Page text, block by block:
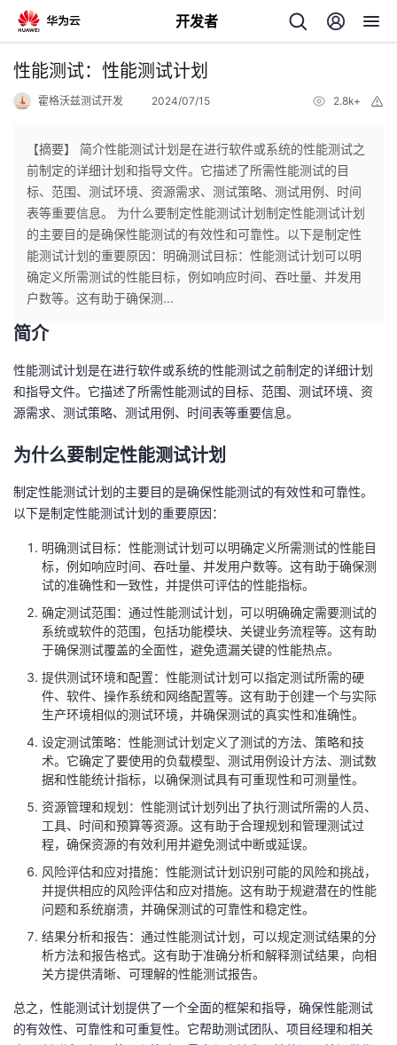
开发者
返
个
人
主
页
我
的
开
发
的
博
我
的
坛
我
圈
子
的
直
我
的
动
我
关
注
开
学
我
的
我
持
的
我
性能测试：性能测试计划
霍格沃兹测试开发 2024/07/15 2.8k+
【摘要】 简介性能测试计划是在进行软件或系统的性能测试之
前制定的详细计划和指导文件。它描述了所需性能测试的目
标、范围、测试环境、资源需求、测试策略、测试用例、时间
表等重要信息。 为什么要制定性能测试计划制定性能测试计划
的主要目的是确保性能测试的有效性和可靠性。以下是制定性
能测试计划的重要原因：明确测试目标：性能测试计划可以明
确定义所需测试的性能目标，例如响应时间、吞吐量、并发用
户数等。这有助于确保测...
简介
性能测试计划是在进行软件或系统的性能测试之前制定的详细计划
和指导文件。它描述了所需性能测试的目标、范围、测试环境、资
源需求、测试策略、测试用例、时间表等重要信息。
为什么要制定性能测试计划
制定性能测试计划的主要目的是确保性能测试的有效性和可靠性。
以下是制定性能测试计划的重要原因：
明确测试目标：性能测试计划可以明确定义所需测试的性能目
标，例如响应时间、吞吐量、并发用户数等。这有助于确保测
试的准确性和一致性，并提供可评估的性能指标。
确定测试范围：通过性能测试计划，可以明确确定需要测试的
系统或软件的范围，包括功能模块、关键业务流程等。这有助
于确保测试覆盖的全面性，避免遗漏关键的性能热点。
提供测试环境和配置：性能测试计划可以指定测试所需的硬
件、软件、操作系统和网络配置等。这有助于创建一个与实际
生产环境相似的测试环境，并确保测试的真实性和准确性。
设定测试策略：性能测试计划定义了测试的方法、策略和技
术。它确定了要使用的负载模型、测试用例设计方法、测试数
据和性能统计指标，以确保测试具有可重现性和可测量性。
资源管理和规划：性能测试计划列出了执行测试所需的人员、
工具、时间和预算等资源。这有助于合理规划和管理测试过
程，确保资源的有效利用并避免测试中断或延误。
风险评估和应对措施：性能测试计划识别可能的风险和挑战，
并提供相应的风险评估和应对措施。这有助于规避潜在的性能
问题和系统崩溃，并确保测试的可靠性和稳定性。
结果分析和报告：通过性能测试计划，可以规定测试结果的分
析方法和报告格式。这有助于准确分析和解释测试结果，向相
关方提供清晰、可理解的性能测试报告。
总之，性能测试计划提供了一个全面的框架和指导，确保性能测试
的有效性、可靠性和可重复性。它帮助测试团队、项目经理和相关